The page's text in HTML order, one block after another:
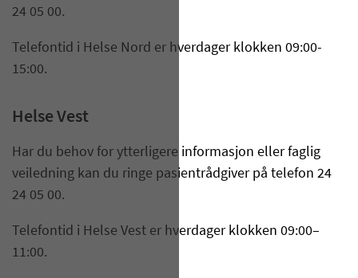
24 05 00.
Telefontid i Helse Nord er hverdager klokken 09:00-
15:00.
Helse Vest
Har du behov for ytterligere informasjon eller faglig
veiledning kan du ringe pasientrådgiver på telefon 24
24 05 00.
Telefontid i Helse Vest er hverdager klokken 09:00–
11:00.